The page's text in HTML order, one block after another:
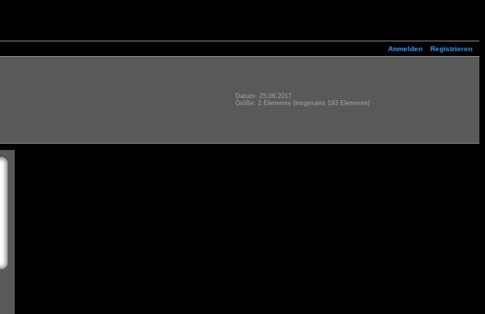
Anmelden Registrieren
Datum: 25.06.2017
Größe: 2 Elemente (insgesamt 193 Elemente)